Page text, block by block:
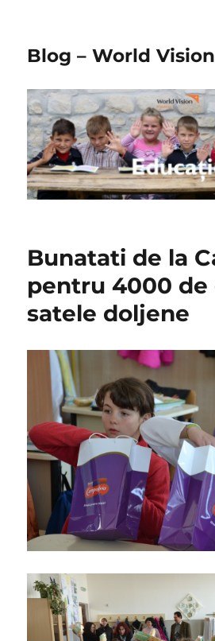
Blog – World
Bunatati de la
pentru 4000 de
satele doljene